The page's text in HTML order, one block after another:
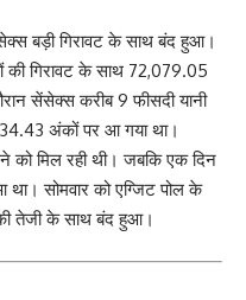
बड़ी गिरावट के साथ बंद हुआ।
गिरावट के साथ 72,079.05
सेंसेक्स करीब 9 फीसदी यानी
अंकों पर आ गया था।
मिल रही थी। जबकि एक दिन
सोमवार को एग्जिट पोल के
तेजी के साथ बंद हुआ।